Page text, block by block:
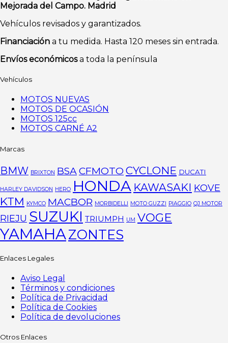
Mejorada del Campo. Madrid
Vehículos revisados y garantizados.
Financiación a tu medida. Hasta 120 meses sin entrada.
Envíos económicosa toda la península
Vehículos
MOTOS NUEVAS
MOTOS DE OCASIÓN
MOTOS 125cc
MOTOS CARNÉ A2
Marcas
BMW BRIXTON BSACFMOTO CYCLONE DUCATI
HARLEY DAVIDSON HERO HONDA KAWASAKI KOVE
KTM KYMCO MACBOR MORBIDELLI MOTO GUZZI PIAGGIO QJ MOTOR
RIEJU SUZUKI TRIUMPH UM VOGE
YAMAHAZONTES
Enlaces Legales
Aviso Legal
Términos y condiciones
Política de Privacidad
Política de Cookies
Política de devoluciones
Otros Enlaces